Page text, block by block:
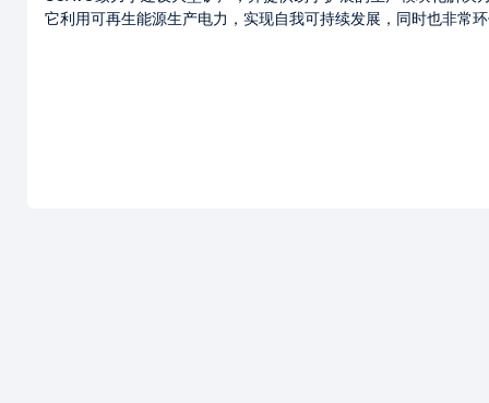
它利用可再生能源生产电力，实现自我可持续发展，同时也非常